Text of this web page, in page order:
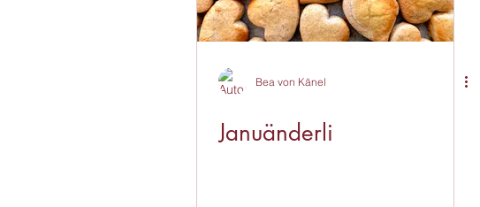
Bea von Känel
Januänderli